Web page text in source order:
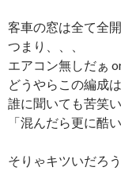
客車の窓は全て全開
つまり、、、
エアコン無しだぁ
どうやらこの編成
誰に聞いても苦笑
「混んだら更に酷
そりゃキツいだろ